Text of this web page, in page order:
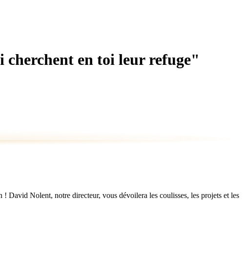
cherchent en toi leur refuge"
David Nolent, notre directeur, vous dévoilera les coulisses, les projets et les